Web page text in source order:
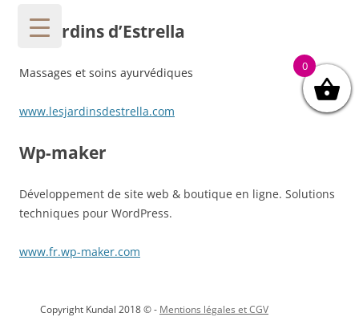
les Jardins d’Estrella
Massages et soins ayurvédiques
www.lesjardinsdestrella.com
Wp-maker
Développement de site web & boutique en ligne. Solutions
techniques pour WordPress.
www.fr.wp-maker.com
Copyright Kundal 2018 © - Mentions légales et CGV
0